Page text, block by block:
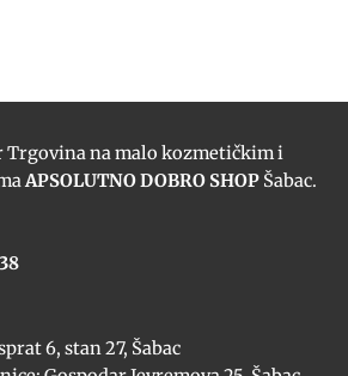
Trgovina na malo kozmetičkim i
APSOLUTNO DOBRO SHOP Šabac.
6, stan 27, Šabac